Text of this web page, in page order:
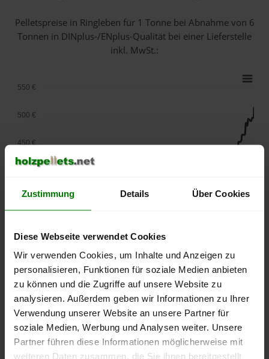
Zustimmung Details Über Cookies
Diese Webseite verwendet Cookies
Wir verwenden Cookies, um Inhalte und Anzeigen zu
personalisieren, Funktionen für soziale Medien anbieten
zu können und die Zugriffe auf unsere Website zu
analysieren. Außerdem geben wir Informationen zu Ihrer
Verwendung unserer Website an unsere Partner für
soziale Medien, Werbung und Analysen weiter. Unsere
Partner führen diese Informationen möglicherweise mit
weiteren Daten zusammen, die Sie ihnen bereitgestellt
Pelletspreise in Ringleben für 1 Tonne bei Abnahmevon 6
Tonnen in DINplus-/ENplus-Qualität bei einer Lieferstelle
inkl. MwSt.:
lose Ware
2025
2026
2026
250 €
350 €
450 €
500 €
550 €
Die aktuelle Preisentwicklung für Holzpellets in Deutschland
können Sie jederzeit auf unsererPelletspreise-Seite
nachvollziehen.